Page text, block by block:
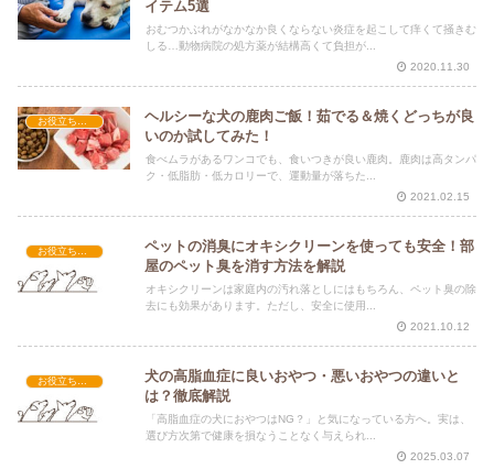
イテム5選
おむつかぶれがなかなか良くならない炎症を起こして痒くて掻きむ
しる…動物病院の処方薬が結構高くて負担が...
2020.11.30
お役立ち情報
ヘルシーな犬の鹿肉ご飯！茹でる＆焼くどっちが良
いのか試してみた！
食べムラがあるワンコでも、食いつきが良い鹿肉。鹿肉は高タンパ
ク・低脂肪・低カロリーで、運動量が落ちた...
2021.02.15
お役立ち情報
ペットの消臭にオキシクリーンを使っても安全！部
屋のペット臭を消す方法を解説
オキシクリーンは家庭内の汚れ落としにはもちろん、ペット臭の除
去にも効果があります。ただし、安全に使用...
2021.10.12
お役立ち情報
犬の高脂血症に良いおやつ・悪いおやつの違いと
は？徹底解説
「高脂血症の犬におやつはNG？」と気になっている方へ。実は、
選び方次第で健康を損なうことなく与えられ...
2025.03.07